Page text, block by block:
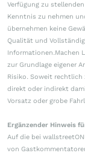
Verfügung zu
Kenntnis zu nehmen
übernehmen keine
Qualität und
Informationen.Machen
zur Grundlage eigener
Risiko. Soweit rechtlich
direkt oder indirekt
Vorsatz oder grobe
Ergänzender Hinweis
Auf die bei
von